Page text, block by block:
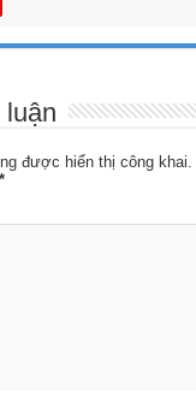
được hiển thị công khai.
*